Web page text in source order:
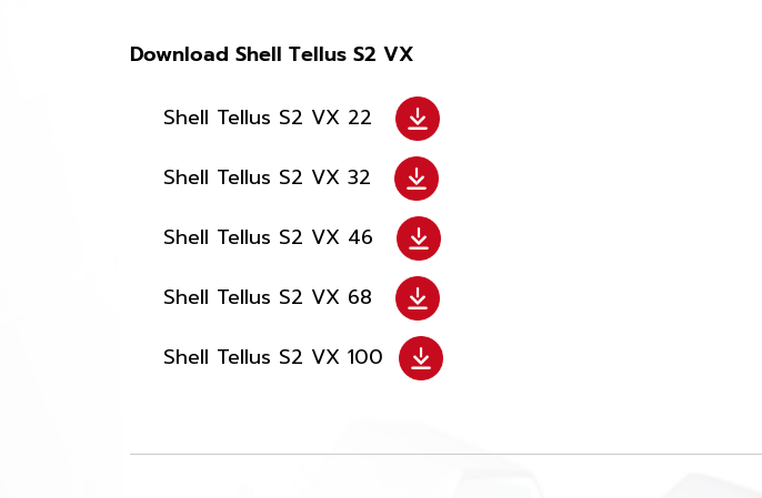
Download Shell Tellus S2 VX
Shell Tellus S2 VX 22
Shell Tellus S2 VX 32
Shell Tellus S2 VX 46
Shell Tellus S2 VX 68
Shell Tellus S2 VX 100